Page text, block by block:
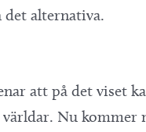
det alternativa.
att på det viset
världar. Nu kommer